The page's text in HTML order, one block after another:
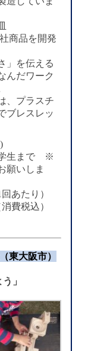
商品を開発
」を伝える
んだワーク
、プラスチ
ブレスレッ
生まで ※
願いしま
あたり）
費税込）
東大阪市）
」